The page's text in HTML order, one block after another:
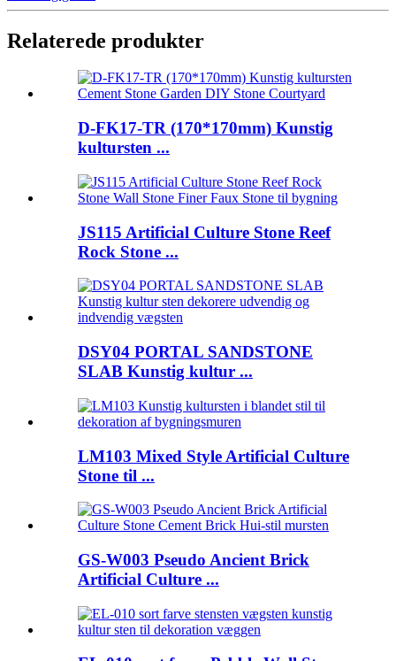
Relaterede produkter
D-FK17-TR (170*170mm) Kunstig
kultursten ...
JS115 Artificial Culture Stone Reef
Rock Stone ...
DSY04 PORTAL SANDSTONE
SLAB Kunstig kultur ...
LM103 Mixed Style Artificial Culture
Stone til ...
GS-W003 Pseudo Ancient Brick
Artificial Culture ...